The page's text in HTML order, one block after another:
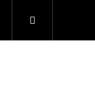
Nákupný